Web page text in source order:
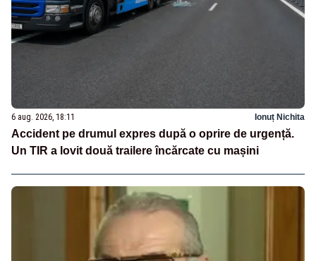
6 aug. 2026, 18:11 Ionuț Nichita
Accident pe drumul expres după o oprire de urgență.
Un TIR a lovit două trailere încărcate cu mașini